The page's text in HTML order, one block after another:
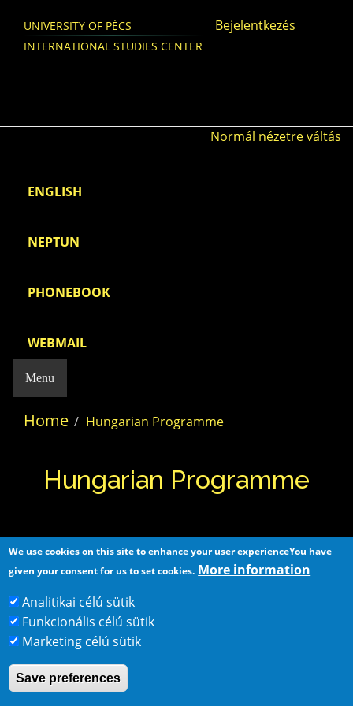
UNIVERSITY OF PÉCS
INTERNATIONAL STUDIES CENTER
Bejelentkezés
Normál nézetre váltás
ENGLISH
NEPTUN
PHONEBOOK
WEBMAIL
Menu
Home Hungarian Programme
Hungarian Programme
Home
H-7624 Pécs, Damjanich street 30
251-300
We use cookies on this site to enhance your user experienceYou have
given your consent for us to set cookies. More information
Analitikai célú sütik
Funkcionális célú sütik
Marketing célú sütik
Save preferences